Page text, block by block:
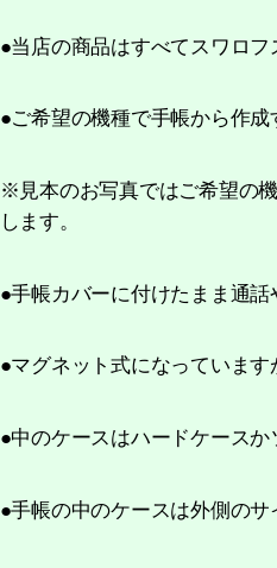
●当店の商品はすべてスワロフ
●ご希望の機種で手帳から作成
※見本のお写真ではご希望の
します。
●手帳カバーに付けたまま通話
●マグネット式になっていま
●中のケースはハードケース
●手帳の中のケースは外側のサ